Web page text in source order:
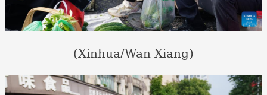
(Xinhua/Wan Xiang)